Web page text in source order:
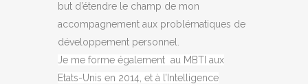
but d’étendre le champ de mon
accompagnement aux problématiques de
développement personnel.
Je me forme également au MBTI aux
Etats-Unis en 2014, et à l’Intelligence